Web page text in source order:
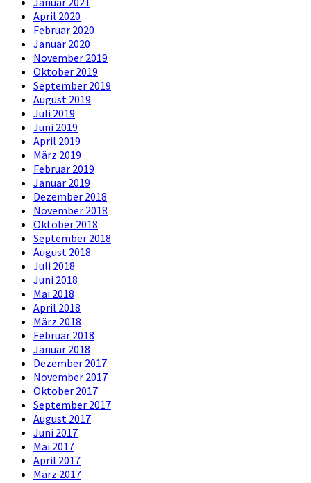
April 2020
Februar 2020
Januar 2020
November 2019
Oktober 2019
September 2019
August 2019
Juli 2019
Juni 2019
April 2019
März 2019
Februar 2019
Januar 2019
Dezember 2018
November 2018
Oktober 2018
September 2018
August 2018
Juli 2018
Juni 2018
Mai 2018
April 2018
März 2018
Februar 2018
Januar 2018
Dezember 2017
November 2017
Oktober 2017
September 2017
August 2017
Juni 2017
Mai 2017
April 2017
März 2017